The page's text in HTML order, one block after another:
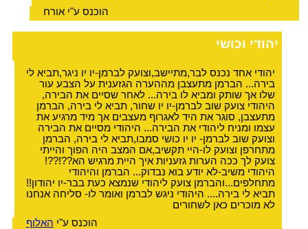
הוכנס ע"י אורח
יהודי וכושי
יהודי אחד נכנס לבר,מתיישב,וצועק לברמן-יו יו ניגר,תביא לי
בירה... הברמן מתעצבן מההערה הגזענית על הצבע עור
שלו אך שותק ומביא לו בירה... לאחר שסיים את הבירה,
היהודי צועק שוב לברמן-יו יו שחור, תביא לי בירה, הברמן
מתעצבן, סוגר את היד לאגרוף מעצבים אך מיד מרגיע את
עצמו ומניח ליהודי את הבירה... היהודי מסיים את הבירה
וצועק שוב לברמן- יו יו כושי סמבו,תביא לי בירה, הברמן
מתחרפן וצועק לו-היי תקשיב,אם המצב היה הפוך והייתי
צועק לך ככה הערות גזעניות איך היית מרגיש הא??!??!
היהודי משיב-לא יודע בוא נבדוק... הברמן והיהודי
מתחלפים...והברמן צועק ליהודי שנמצא כעת בבר-יו יהודון!!
תביא לי בירה.... היהודי ניגש לברמן ואומר לו- סליחה אנחנו
לא מוכרים כאן לשחורים
הוכנס ע"י האלוף